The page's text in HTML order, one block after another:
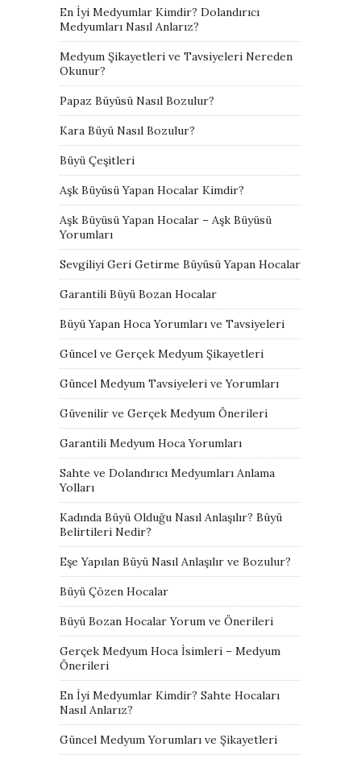
En İyi Medyumlar Kimdir? Dolandırıcı
Medyumları Nasıl Anlarız?
Medyum Şikayetleri ve Tavsiyeleri Nereden
Okunur?
Papaz Büyüsü Nasıl Bozulur?
Kara Büyü Nasıl Bozulur?
Büyü Çeşitleri
Aşk Büyüsü Yapan Hocalar Kimdir?
Aşk Büyüsü Yapan Hocalar – Aşk Büyüsü
Yorumları
Sevgiliyi Geri Getirme Büyüsü Yapan Hocalar
Garantili Büyü Bozan Hocalar
Büyü Yapan Hoca Yorumları ve Tavsiyeleri
Güncel ve Gerçek Medyum Şikayetleri
Güncel Medyum Tavsiyeleri ve Yorumları
Güvenilir ve Gerçek Medyum Önerileri
Garantili Medyum Hoca Yorumları
Sahte ve Dolandırıcı Medyumları Anlama
Yolları
Kadında Büyü Olduğu Nasıl Anlaşılır? Büyü
Belirtileri Nedir?
Eşe Yapılan Büyü Nasıl Anlaşılır ve Bozulur?
Büyü Çözen Hocalar
Büyü Bozan Hocalar Yorum ve Önerileri
Gerçek Medyum Hoca İsimleri – Medyum
Önerileri
En İyi Medyumlar Kimdir? Sahte Hocaları
Nasıl Anlarız?
Güncel Medyum Yorumları ve Şikayetleri